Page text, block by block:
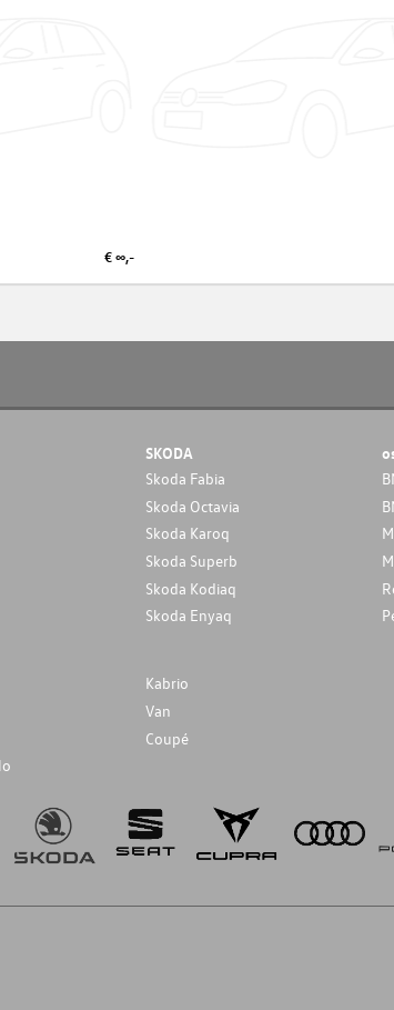
€ ∞,-
SKODA
Skoda Fabia
Skoda Octavia
Skoda Karoq
Skoda Superb
Skoda Kodiaq
Skoda Enyaq
Kabrio
Van
Coupé